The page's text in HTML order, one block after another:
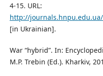
4-15. URL:
http://
[in Ukrainian].
War “hybrid”. In:
M.P. Trebin (Ed.). Kharkiv,